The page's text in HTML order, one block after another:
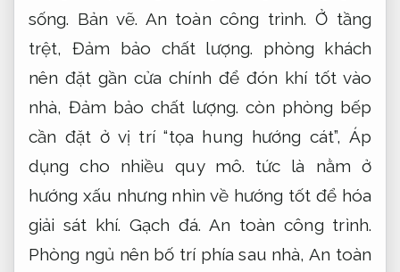
sống. Bản vẽ. An toàn công trình. Ở tầng
trệt, Đảm bảo chất lượng. phòng khách
nên đặt gần cửa chính để đón khí tốt vào
nhà, Đảm bảo chất lượng. còn phòng bếp
cần đặt ở vị trí “tọa hung hướng cát”, Áp
dụng cho nhiều quy mô. tức là nằm ở
hướng xấu nhưng nhìn về hướng tốt để hóa
giải sát khí.Gạch đá. An toàn công trình.
Phòng ngủ nên bố trí phía sau nhà, An toàn